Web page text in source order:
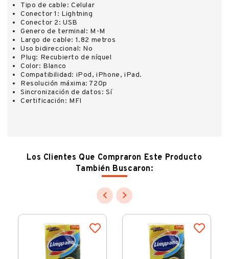
Tipo de cable: Celular
Conector 1: Lightning
Conector 2: USB
Genero de terminal: M-M
Largo de cable: 1.82 metros
Uso bidireccional: No
Plug: Recubierto de níquel
Color: Blanco
Compatibilidad: iPod, iPhone, iPad.
Resolución máxima: 720p
Sincronización de datos: Sí
Certificación: MFI
Los Clientes Que Compraron Este Producto
También Buscaron:
 